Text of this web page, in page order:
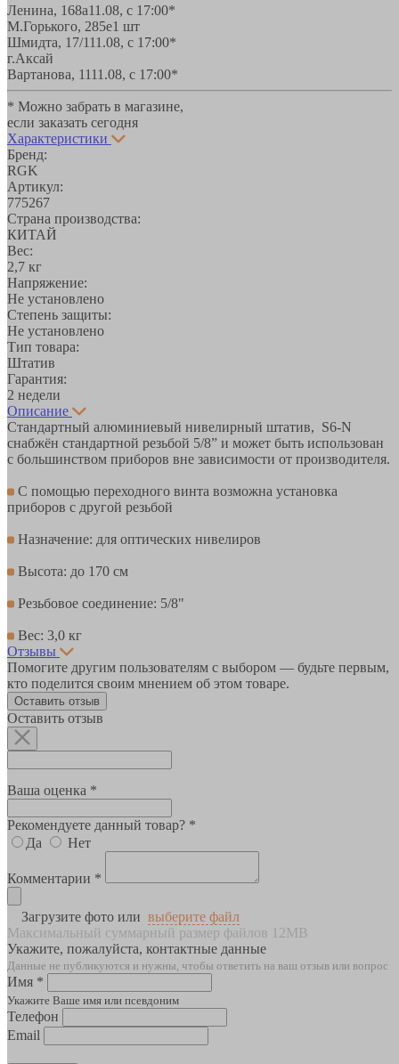
Ленина, 168а11.08, с 17:00*
М.Горького, 285е1 шт
Шмидта, 17/111.08, с 17:00*
г.Аксай
Вартанова, 1111.08, с 17:00*
* Можно забрать в магазине,
если заказать сегодня
Характеристики
Бренд:
RGK
Артикул:
775267
Страна производства:
КИТАЙ
Вес:
2,7 кг
Напряжение:
Не установлено
Степень защиты:
Не установлено
Тип товара:
Штатив
Гарантия:
2 недели
Описание
Стандартный алюминиевый нивелирный штатив, S6-N
снабжён стандартной резьбой 5/8” и может быть использован
с большинством приборов вне зависимости от производителя.
С помощью переходного винта возможна установка
приборов с другой резьбой
Назначение: для оптических нивелиров
Высота: до 170 см
Резьбовое соединение: 5/8"
Вес: 3,0 кг
Отзывы
Помогите другим пользователям с выбором — будьте первым,
кто поделится своим мнением об этом товаре.
Оставить отзыв
Оставить отзыв
Ваша оценка *
Рекомендуете данный товар? *
Да
Нет
Комментарии *
Загрузите фото или выберите файл
Максимальный суммарный размер файлов 12MB
Укажите, пожалуйста, контактные данные
Данные не публикуются и нужны, чтобы ответить на ваш отзыв или вопрос
Имя *
Укажите Ваше имя или псевдоним
Телефон
Email